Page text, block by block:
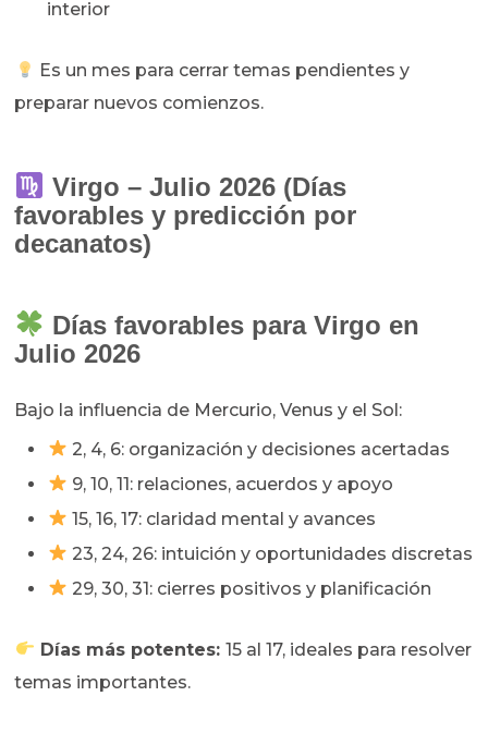
interior
Es un mes para cerrar temas pendientes y
preparar nuevos comienzos.
Virgo – Julio 2026 (Días
favorables y predicción por
decanatos)
Días favorables para Virgo en
Julio 2026
Bajo la influencia de Mercurio, Venus y el Sol:
2, 4, 6: organización y decisiones acertadas
9, 10, 11: relaciones, acuerdos y apoyo
15, 16, 17: claridad mental y avances
23, 24, 26: intuición y oportunidades discretas
29, 30, 31: cierres positivos y planificación
Días más potentes: 15 al 17, ideales para resolver
temas importantes.